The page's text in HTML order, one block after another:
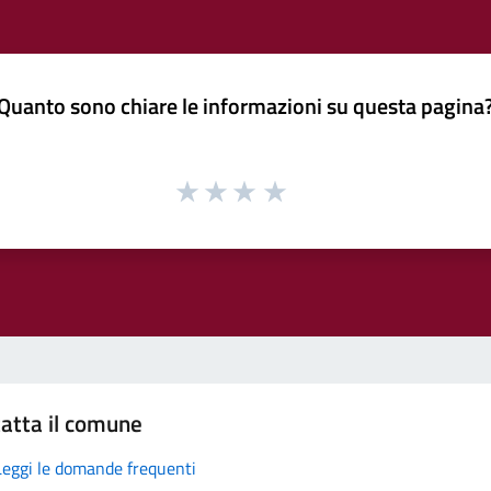
sono chiare le informazioni su questa
il comune
le domande frequenti